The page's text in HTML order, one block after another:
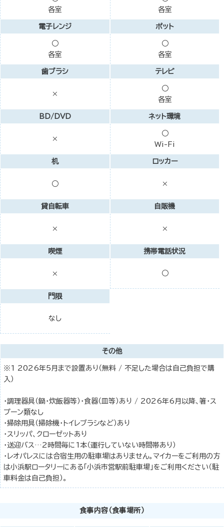
各室
各室
電子レンジ
○
各室
ポット
○
各室
歯ブラシ
×
テレビ
○
各室
BD/DVD
×
ネット環境
○
Wi-Fi
机
○
ロッカー
×
貸自転車
×
自販機
×
喫煙
×
携帯電話状況
○
門限
なし
その他
※1 2026年5月まで設置あり（無料 / 不足した場合は自己負担で購
入）
・調理器具（鍋・炊飯器等）・食器（皿等）あり / 2026年6月以降、箸・ス
プーン類なし
・掃除用具（掃除機・トイレブラシなど）あり
・スリッパ、クローゼットあり
・送迎バス…2時間毎に1本（運行していない時間帯あり）
・レオパレスには合宿生用の駐車場はありません。マイカーをご利用の方
は小浜駅ロータリーにある「小浜市営駅前駐車場」をご利用ください（駐
車料金は自己負担）。
食事内容（食事場所）